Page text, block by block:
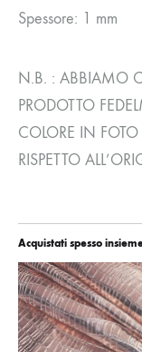
Spessore: 1 mm
N.B. : ABBIAMO
PRODOTTO
COLORE IN FOTO
RISPETTO
Acquistati spesso